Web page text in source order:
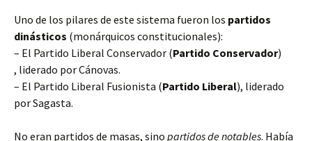
Uno de los pilares de este sistema fueron los partidos
dinásticos (monárquicos constitucionales):
– El Partido Liberal Conservador (Partido Conservador)
, liderado por Cánovas.
– El Partido Liberal Fusionista (Partido Liberal), liderado
por Sagasta.
No eran partidos de masas, sino partidos de notables. Había